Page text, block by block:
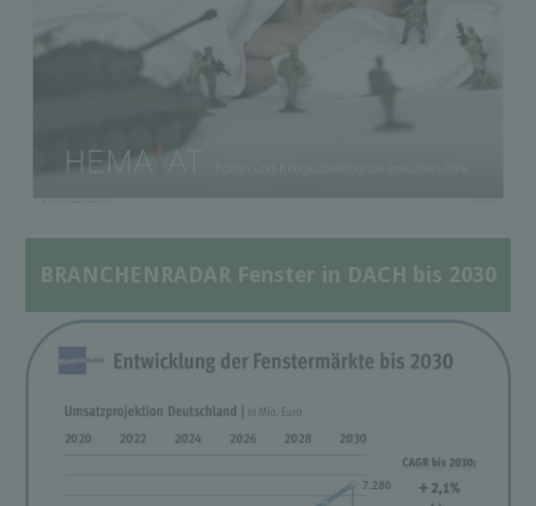
BRANCHENRADAR Fenster in DACH bis 2030